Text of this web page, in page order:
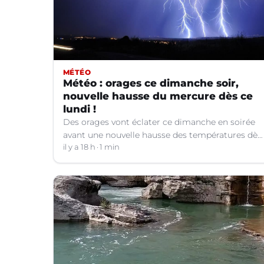
MÉTÉO
Météo : orages ce dimanche soir,
nouvelle hausse du mercure dès ce
lundi !
Des orages vont éclater ce dimanche en soirée
avant une nouvelle hausse des températures dès
ce lundi.
il y a 18 h 1 min